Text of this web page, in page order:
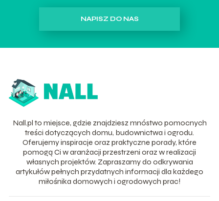
NAPISZ DO NAS
Nall.pl to miejsce, gdzie znajdziesz mnóstwo pomocnych
treści dotyczących domu, budownictwa i ogrodu.
Oferujemy inspiracje oraz praktyczne porady, które
pomogą Ci w aranżacji przestrzeni oraz w realizacji
własnych projektów. Zapraszamy do odkrywania
artykułów pełnych przydatnych informacji dla każdego
miłośnika domowych i ogrodowych prac!